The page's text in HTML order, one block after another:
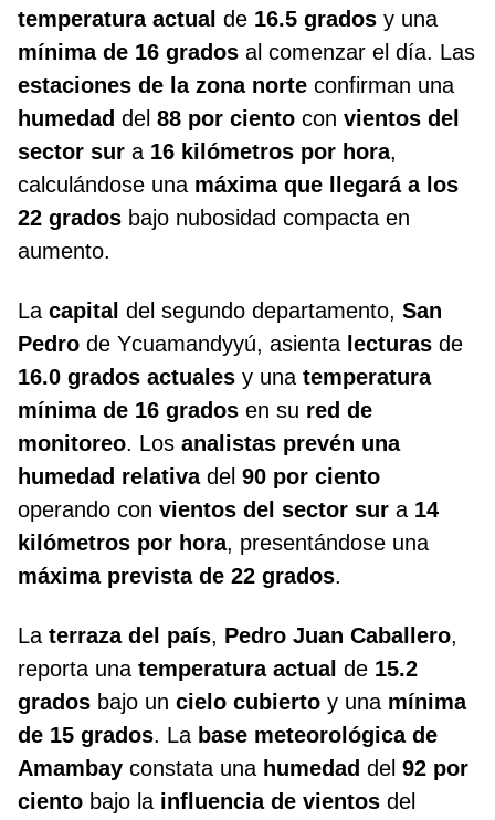
temperatura actual de 16.5 grados y una
mínima de 16 grados al comenzar el día. Las
estaciones de la zona norte confirman una
humedad del 88 por ciento con vientos del
sector sur a 16 kilómetros por hora,
calculándose una máxima que llegará a los
22 grados bajo nubosidad compacta en
aumento.
La capital del segundo departamento, San
Pedro de Ycuamandyyú, asienta lecturas de
16.0 grados actuales y una temperatura
mínima de 16 grados en su red de
monitoreo. Los analistas prevén una
humedad relativadel 90 por ciento
operando con vientos del sector sur a 14
kilómetros por hora, presentándose una
máxima prevista de 22 grados.
La terraza del país, Pedro Juan Caballero,
reporta una temperatura actual de 15.2
grados bajo un cielo cubierto y una mínima
de 15 grados. La base meteorológica de
Amambay constata una humedad del 92 por
ciento bajo la influencia de vientos del